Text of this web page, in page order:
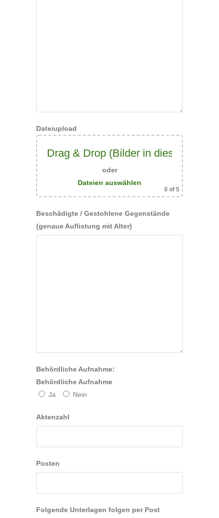
Dateiupload
Drag & Drop (Bilder in dieses Feld
oder
Dateien auswählen
0 of 5
Beschädigte / Gestohlene Gegenstände
(genaue Auflistung mit Alter)
Behördliche Aufnahme:
Behördliche Aufnahme
Ja
Nein
Aktenzahl
Posten
Folgende Unterlagen folgen per Post